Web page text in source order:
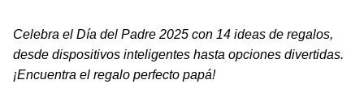
Celebra el Día del Padre 2025 con 14 ideas de regalos,
desde dispositivos inteligentes hasta opciones divertidas.
¡Encuentra el regalo perfecto papá!